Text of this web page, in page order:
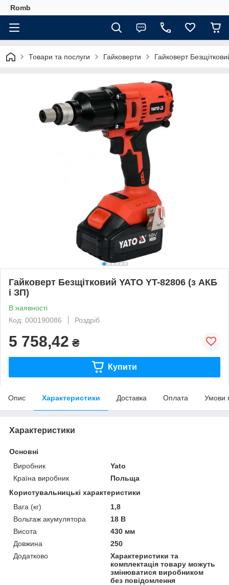
Romb
Товари та послуги Гайковерти Гайковерт
Гайковерт Безщітковий YATO YT-82806 (з АКБ
і ЗП)
В наявності
Код: 000190086
Роздріб
5 758,42 ₴
Купити
Опис Характеристики Доставка Оплата Умови
Характеристики
Основні
Виробник
Yato
Країна виробник
Польща
Користувальницькі характеристики
Вага (кг)
1,8
Вольтаж акумулятора
18 В
Висота
430 мм
Довжина
250
Додатково
Характеристики та
комплектація товару можуть
змінюватися виробником
без повідомлення